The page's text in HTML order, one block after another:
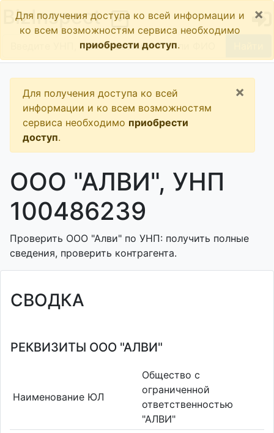
BizInspect
Для получения доступа ко всей информации и
ко всем возможностям сервиса необходимо
приобрести доступ.
×
Для получения доступа ко всей
информации и ко всем возможностям
сервиса необходимо приобрести
доступ.
×
ООО "АЛВИ", УНП
100486239
Проверить ООО "Алви" по УНП: получить полные
сведения, проверить контрагента.
СВОДКА
РЕКВИЗИТЫ ООО "АЛВИ"
Наименование ЮЛ
Общество с
ограниченной
ответственностью
"АЛВИ"